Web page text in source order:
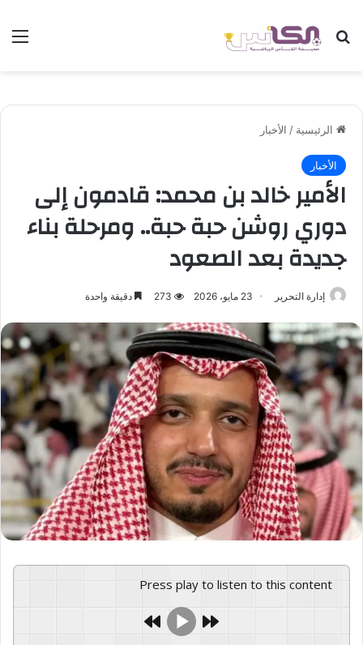
بحث عن
الرئيسية / الأخبار
الأخبار
الأمير خالد بن محمد: قادمون إلى
دوري روشن حبة حبة.. ومرحلة بناء
جديدة بعد الصعود
إدارة التحرير 23 مايو، 2026 273 دقيقة واحدة
Press play to listen to this content